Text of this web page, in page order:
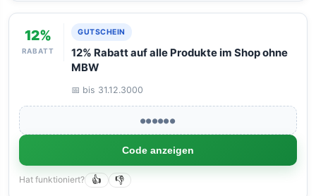
12%
RABATT
GUTSCHEIN
12% Rabatt auf alle Produkte im Shop ohne
MBW
📅 bis 31.12.3000
●●●●●●
Code anzeigen
Hat funktioniert? 👍 👎